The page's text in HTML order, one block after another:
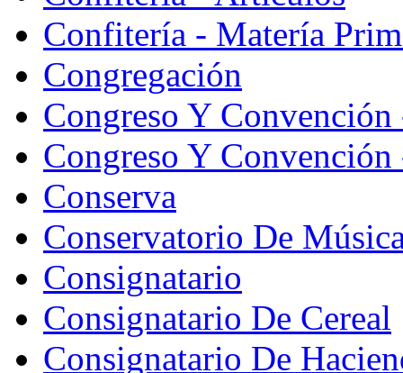
Confitería - Matería
Congregación
Congreso Y Convención
Congreso Y
Conserva
Conservatorio De
Consignatario
Consignatario De Cereal
Consignatario De